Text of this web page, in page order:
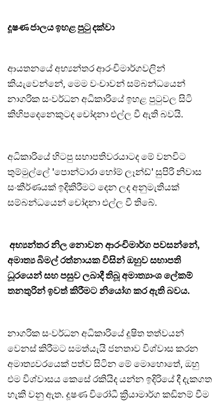
දූෂණ ජාලය ඉහළ පුටු දක්වා
ආයතනයේ අභ්‍යන්තර ආරංචිමාර්ගවලින්
කියැවෙන්නේ, මෙම වංචාවන් සම්බන්ධයෙන්
නාගරික සංවර්ධන අධිකාරියේ ඉහළ පුටුවල සිටි
කිහිපදෙනෙකුටද චෝදනා එල්ල වී ඇති බවයි.
අධිකාරියේ හිටපු සභාපතිවරයාටද මේ වනවිට
තුම්මුල්ලේ 'පොන්ටාරා හෝම් ලෑන්ඩ්' සුපිරි නිවාස
සංකීර්ණයක් ඉදිකිරීමට දෙන ලද අනුමැතියක්
සම්බන්ධයෙන් චෝදනා එල්ල වී තිබේ.
අභ්‍යන්තර නිල නොවන ආරංචිමාර්ග පවසන්නේ,
අමාත්‍ය බිමල් රත්නායක විසින් ඔහුව සභාපති
ධූරයෙන් සහ පසුව ලබාදී තිබූ අමාත්‍යාංශ ලේකම්
තනතුරින් ඉවත් කිරීමට නියෝග කර ඇති බවය.
නාගරික සංවර්ධන අධිකාරියේ දූෂිත තත්වයන්
වෙනස් කිරීමට සමත්යැයි ජනතාව විශ්වාස කරන
අමාත්‍යවරයෙක් පත්ව සිටින මේ මොහොතේ, ඔහු
එම විශ්වාසය කෙසේ රකියිද යන්න ඉදිරියේ දී දැකගත
හැකි වනු ඇත. දූෂණ විරෝධී ක්‍රියාමාර්ග කඩිනම් වීම